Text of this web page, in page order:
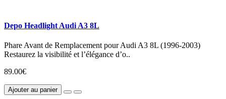
Depo Headlight Audi A3 8L
Phare Avant de Remplacement pour Audi A3 8L (1996-2003)
Restaurez la visibilité et l’élégance d’o..
89.00€
Ajouter au panier